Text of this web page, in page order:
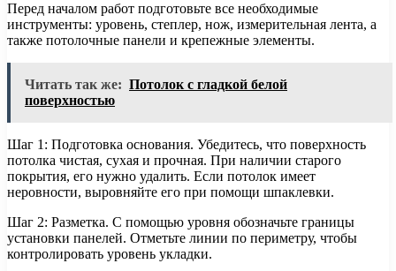
Перед началом работ подготовьте все необходимые
инструменты: уровень, степлер, нож, измерительная лента, а
также потолочные панели и крепежные элементы.
Читать так же: Потолок с гладкой белой
поверхностью
Шаг 1: Подготовка основания. Убедитесь, что поверхность
потолка чистая, сухая и прочная. При наличии старого
покрытия, его нужно удалить. Если потолок имеет
неровности, выровняйте его при помощи шпаклевки.
Шаг 2: Разметка. С помощью уровня обозначьте границы
установки панелей. Отметьте линии по периметру, чтобы
контролировать уровень укладки.